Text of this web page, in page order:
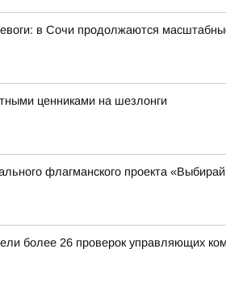
в Сочи продолжаются
ценниками на шезлонги
флагманского проекта
более 26 проверок управляющих